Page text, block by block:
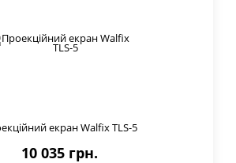
екран Walfix TLS-5
10 035 грн.